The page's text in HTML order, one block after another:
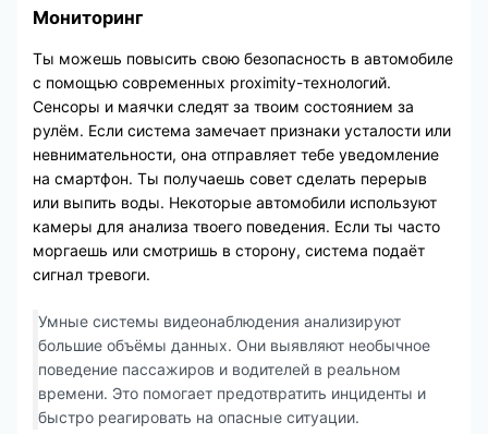
Мониторинг
Ты можешь повысить свою безопасность в автомобиле
с помощью современных proximity-технологий.
Сенсоры и маячки следят за твоим состоянием за
рулём. Если система замечает признаки усталости или
невнимательности, она отправляет тебе уведомление
на смартфон. Ты получаешь совет сделать перерыв
или выпить воды. Некоторые автомобили используют
камеры для анализа твоего поведения. Если ты часто
моргаешь или смотришь в сторону, система подаёт
сигнал тревоги.
Умные системы видеонаблюдения анализируют
большие объёмы данных. Они выявляют необычное
поведение пассажиров и водителей в реальном
времени. Это помогает предотвратить инциденты и
быстро реагировать на опасные ситуации.